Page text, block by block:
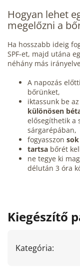
Hogyan lehet
megelőzni a
Ha hosszabb ideig
SPF-et, majd utána
néhány más
A napozás
bőrünket,
iktassunk be
különösen
elősegíthetik a
sárgarépában,
fogyasszon
tartsa bőrét
ne tegye ki
délután 3 óra
Kiegészítő
Kategória: